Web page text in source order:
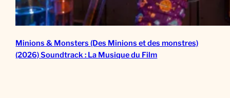
Minions & Monsters (Des Minions et des monstres)
(2026) Soundtrack : La Musique du Film